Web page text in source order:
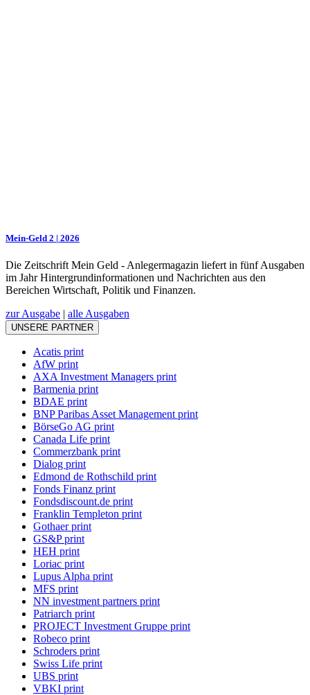
Mein-Geld 2 | 2026
Die Zeitschrift Mein Geld - Anlegermagazin liefert in fünf Ausgaben
im Jahr Hintergrundinformationen und Nachrichten aus den
Bereichen Wirtschaft, Politik und Finanzen.
zur Ausgabe | alle Ausgaben
UNSERE PARTNER
Acatis print
AfW print
AXA Investment Managers print
Barmenia print
BDAE print
BNP Paribas Asset Management print
BörseGo AG print
Canada Life print
Commerzbank print
Dialog print
Edmond de Rothschild print
Fonds Finanz print
Fondsdiscount.de print
Franklin Templeton print
Gothaer print
GS&P print
HEH print
Loriac print
Lupus Alpha print
MFS print
NN investment partners print
Patriarch print
PROJECT Investment Gruppe print
Robeco print
Schroders print
Swiss Life print
UBS print
VBKI print